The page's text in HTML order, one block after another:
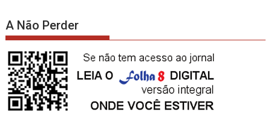
A Não Perder